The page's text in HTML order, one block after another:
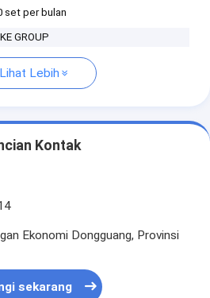
set per bulan
GROUP
Lihat Lebih
Kontak
Ekonomi Dongguang, Provinsi
sekarang